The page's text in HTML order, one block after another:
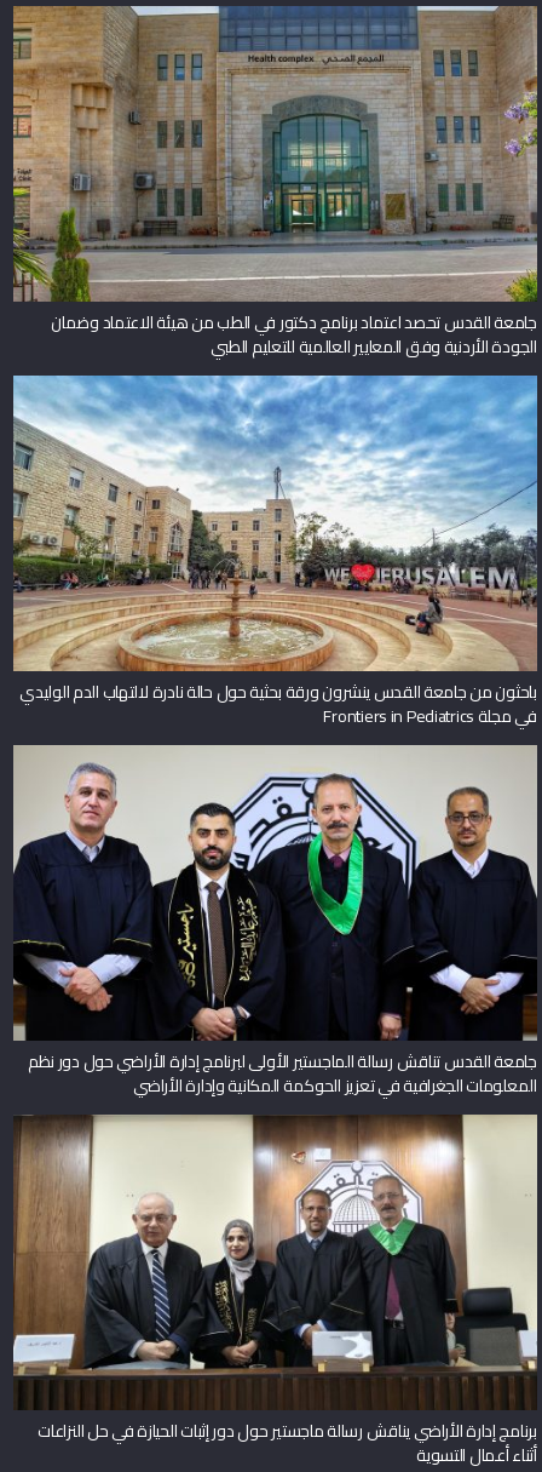
جامعة القدس تحصد اعتماد برنامج دكتور في الطب من هيئة الاعتماد وضمان
الجودة الأردنية وفق المعايير العالمية للتعليم الطبي
باحثون من جامعة القدس ينشرون ورقة بحثية حول حالة نادرة لالتهاب الدم الوليدي
في مجلة Frontiers in Pediatrics
جامعة القدس تناقش رسالة الماجستير الأولى لبرنامج إدارة الأراضي حول دور نظم
المعلومات الجغرافية في تعزيز الحوكمة المكانية وإدارة الأراضي
برنامج إدارة الأراضي يناقش رسالة ماجستير حول دور إثبات الحيازة في حل النزاعات
أثناء أعمال التسوية